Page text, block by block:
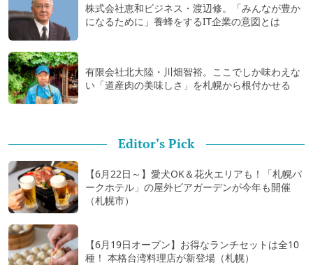
株式会社恵和ビジネス・渡辺修。「みんなが豊か
になるために」養蜂をするIT企業の意図とは
有限会社北大陸・川畑智裕。ここでしか味わえな
い「道産肉の美味しさ」を札幌から根付かせる
Editor's Pick
【6月22日～】愛犬OK＆花火エリアも！「札幌パ
ークホテル」の屋外ビアガーデンが今年も開催
（札幌市）
【6月19日オープン】お得なランチセットは全10
種！ 本格台湾料理店が新登場（札幌）